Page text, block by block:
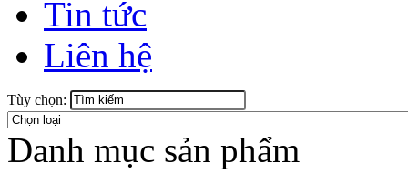
Tin tức
Liên hệ
Tùy chọn:
Danh mục sản phẩm